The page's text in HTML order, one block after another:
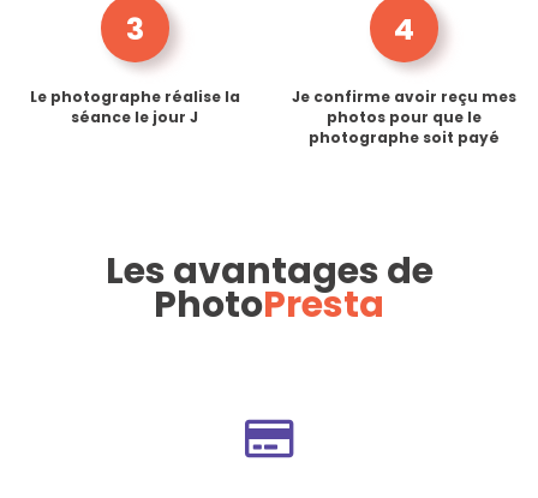
3
Le photographe réalise la
séance le jour J
4
Je confirme avoir reçu mes
photos pour que le
photographe soit payé
Les avantages de
PhotoPresta